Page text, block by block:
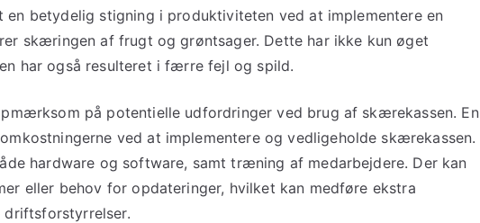
en betydelig stigning i produktiviteten ved at implementere en
skæringen af frugt og grøntsager. Dette har ikke kun øget
har også resulteret i færre fejl og spild.
på potentielle udfordringer ved brug af skærekassen. En
ved at implementere og vedligeholde skærekassen.
hardware og software, samt træning af medarbejdere. Der kan
eller behov for opdateringer, hvilket kan medføre ekstra